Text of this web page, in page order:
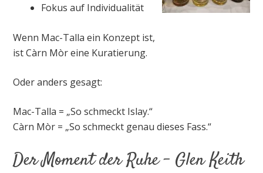
Fokus auf Individualität
Wenn Mac-Talla ein Konzept ist,
ist Càrn Mòr eine Kuratierung.
Oder anders gesagt:
Mac-Talla = „So schmeckt Islay.“
Càrn Mòr = „So schmeckt genau dieses Fass.“
Der Moment der Ruhe – Glen Keith